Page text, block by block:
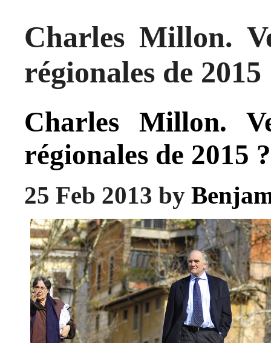
Charles Millon.
régionales de 2015
Charles Millon.
régionales de 2015 ?
25 Feb 2013 by